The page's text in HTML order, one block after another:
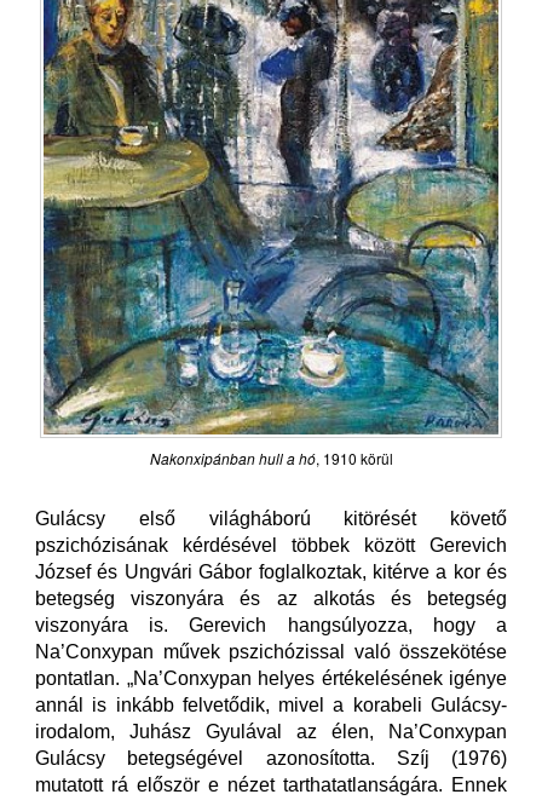
Nakonxipánban hull a hó, 1910 körül
Gulácsy első világháború kitörését követő
pszichózisának kérdésével többek között Gerevich
József és Ungvári Gábor foglalkoztak, kitérve a kor és
betegség viszonyára és az alkotás és betegség
viszonyára is. Gerevich hangsúlyozza, hogy a
Na’Conxypan művek pszichózissal való összekötése
pontatlan. „Na’Conxypan helyes értékelésének igénye
annál is inkább felvetődik, mivel a korabeli Gulácsy-
irodalom, Juhász Gyulával az élen, Na’Conxypan
Gulácsy betegségével azonosította. Szíj (1976)
mutatott rá először e nézet tarthatatlanságára. Ennek